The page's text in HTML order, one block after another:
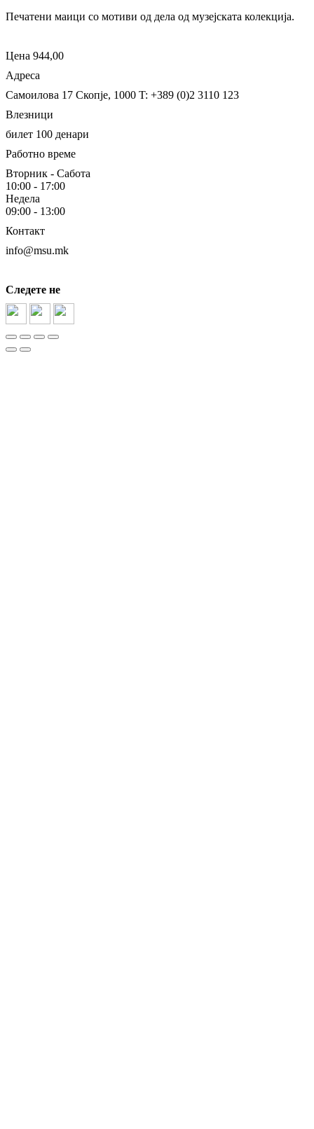
Печатени маици со мотиви од дела од музејската колекција.
Цена 944,00
Адреса
Самоилова 17 Скопје, 1000 T: +389 (0)2 3110 123
Влезници
билет 100 денари
Работно време
Вторник - Сабота
10:00 - 17:00
Недела
09:00 - 13:00
Контакт
info@msu.mk
Следете не